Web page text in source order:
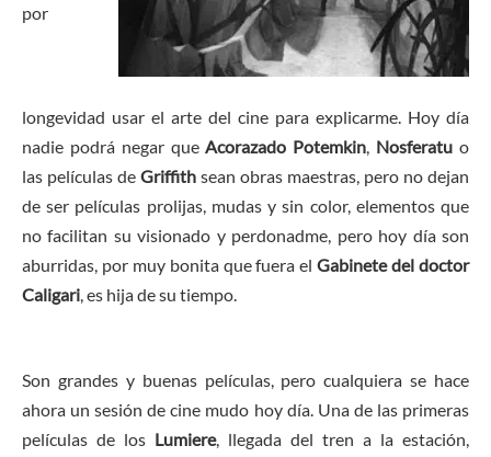
por
longevidad usar el arte del cine para explicarme. Hoy día
nadie podrá negar que Acorazado Potemkin Nosferatuo
las películas de Griffith sean obras maestras, pero no dejan
de ser películas prolijas, mudas y sin color, elementos que
no facilitan su visionado y perdonadme, pero hoy día son
aburridas, por muy bonita que fuera elGabinete del doctor
Caligari , es hija de su tiempo.
Son grandes y buenas películas, pero cualquiera se hace
ahora un sesión de cine mudo hoy día. Una de las primeras
películas de los Lumiere, llegada del tren a la estación,